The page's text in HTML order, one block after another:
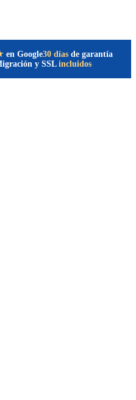
en Google30 días de garantía
y SSL incluidos